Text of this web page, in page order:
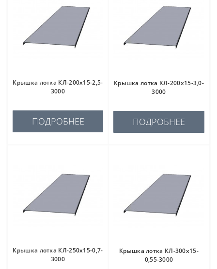
Крышка лотка КЛ-200х15-2,5-
3000
ПОДРОБНЕЕ
Крышка лотка КЛ-200х15-3,0-
3000
ПОДРОБНЕЕ
Крышка лотка КЛ-250х15-0,7-
3000
Крышка лотка КЛ-300х15-
0,55-3000